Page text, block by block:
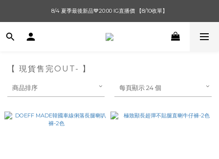
單筆滿$1000【先付款】 / 滿$2000【超取付款】 🚚免運費
8/4 夏季最後新品💙20:00 IG直播價 【8/10收單】
單筆滿$1000【先付款】 / 滿$2000【超取付款】 🚚免運費
【 現貨售完OUT- 】
商品排序 每頁顯示 24 個